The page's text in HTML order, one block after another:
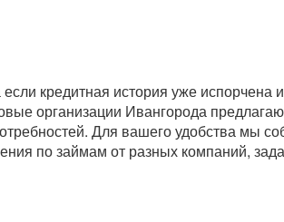
кредитная история уже испорчена
организации Ивангорода
Для вашего удобства мы
по займам от разных компаний,